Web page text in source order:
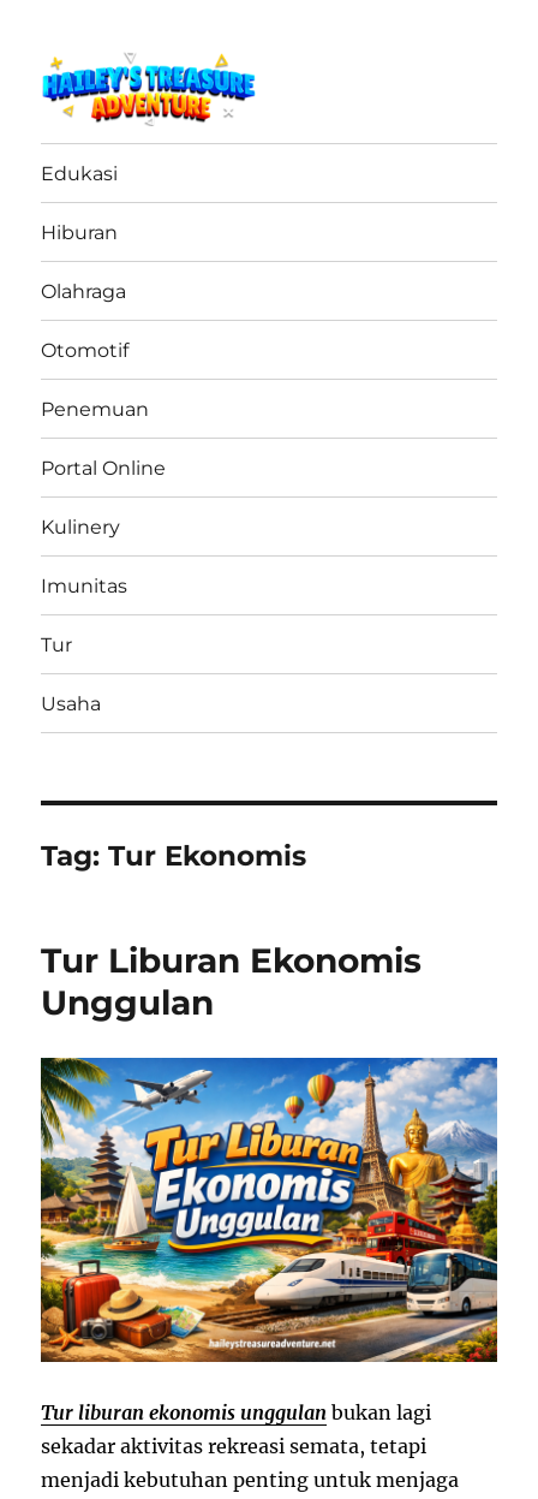
haileystreasureadventure.net
Edukasi
Hiburan
Olahraga
Otomotif
Penemuan
Portal Online
Kulinery
Imunitas
Tur
Usaha
Tag:Tur Ekonomis
Tur Liburan Ekonomis
Unggulan
Tur liburan ekonomis unggulan bukan lagi
sekadar aktivitas rekreasi semata, tetapi
menjadi kebutuhan penting untuk menjaga